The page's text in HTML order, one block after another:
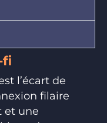
fi
l’écart de
filaire
et une